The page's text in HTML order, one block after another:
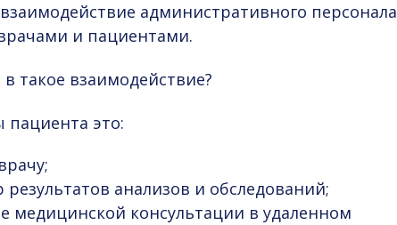
административного персонала
и пациентами.
такое взаимодействие?
пациента это:
результатов анализов и обследований;
медицинской консультации в удаленном